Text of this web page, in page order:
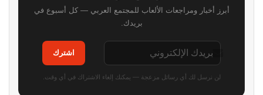
أبرز أخبار ومراجعات الألعاب للمجتمع العربي — كل أسبوع في
بريدك.
اشترك
لن نرسل لك أي رسائل مزعجة — يمكنك إلغاء الاشتراك في أي وقت.